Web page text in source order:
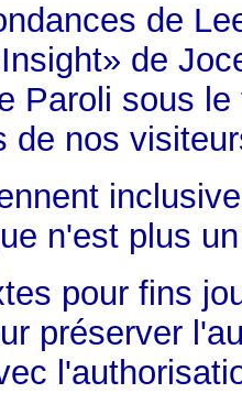
de
de
Paroli sous
de nos
n'est plus
pour fins
préserver